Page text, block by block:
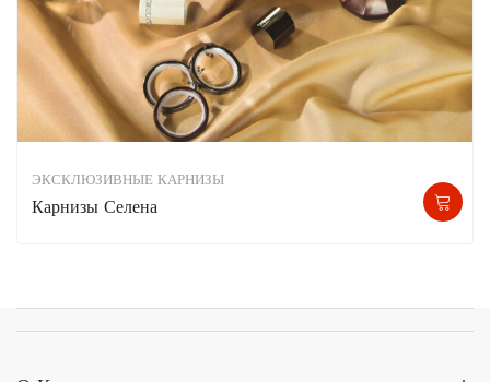
ЭКСКЛЮЗИВНЫЕ КАРНИЗЫ
Карнизы Селена